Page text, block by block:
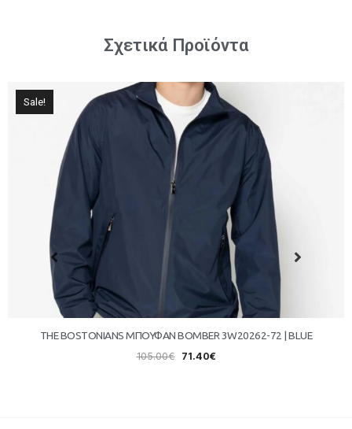
Σχετικά Προϊόντα
Sale!
THE BOSTONIANS ΜΠΟΥΦΑΝ BOMBER 3W20262-72 | BLUE
105.00€ 71.40€